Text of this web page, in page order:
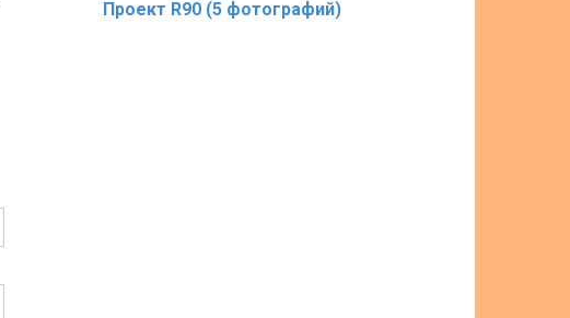
Проект R90 (5 фотографий)